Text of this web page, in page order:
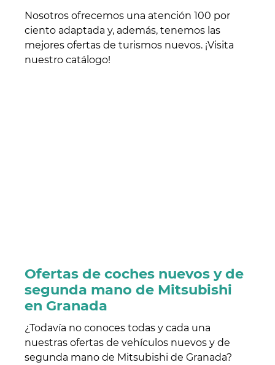
Nosotros ofrecemos una atención 100 por
ciento adaptada y, además, tenemos las
mejores ofertas de turismos nuevos. ¡Visita
nuestro catálogo!
Ofertas de coches nuevos y de
segunda mano de Mitsubishi
en Granada
¿Todavía no conoces todas y cada una
nuestras ofertas de vehículos nuevos y de
segunda mano de Mitsubishi de Granada?